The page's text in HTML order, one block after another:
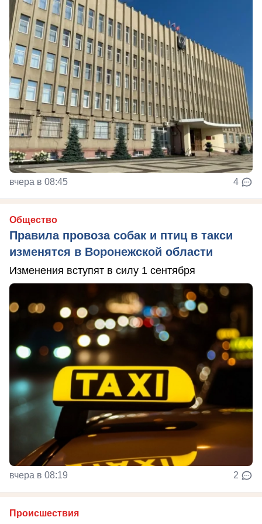
вчера в 08:45 4
Общество
Правила провоза собак и птиц в такси
изменятся в Воронежской области
Изменения вступят в силу 1 сентября
вчера в 08:19 2
Происшествия